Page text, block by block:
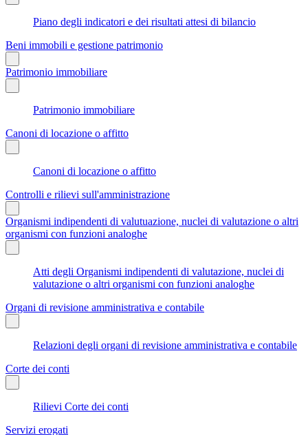
Piano degli indicatori e dei risultati attesi di bilancio
Beni immobili e gestione patrimonio
Patrimonio immobiliare
Patrimonio immobiliare
Canoni di locazione o affitto
Canoni di locazione o affitto
Controlli e rilievi sull'amministrazione
Organismi indipendenti di valutuazione, nuclei di valutazione o altri
organismi con funzioni analoghe
Atti degli Organismi indipendenti di valutazione, nuclei di
valutazione o altri organismi con funzioni analoghe
Organi di revisione amministrativa e contabile
Relazioni degli organi di revisione amministrativa e contabile
Corte dei conti
Rilievi Corte dei conti
Servizi erogati